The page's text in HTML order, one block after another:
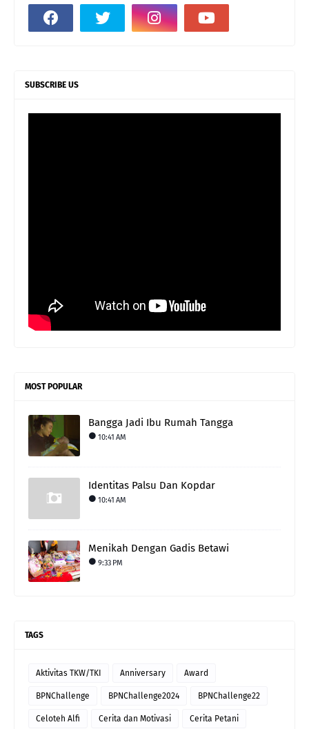
SUBSCRIBE US
MOST POPULAR
Bangga Jadi Ibu Rumah Tangga
10:41 AM
Identitas Palsu Dan Kopdar
10:41 AM
Menikah Dengan Gadis Betawi
9:33 PM
TAGS
Aktivitas TKW/TKI Anniversary Award
BPNChallenge BPNChallenge2024 BPNChallenge22
Celoteh Alfi Cerita dan Motivasi Cerita Petani